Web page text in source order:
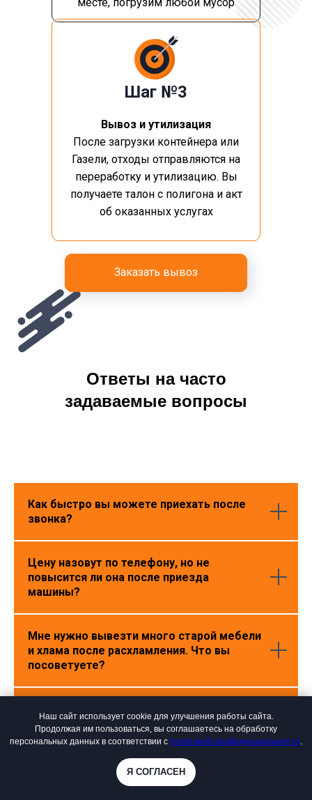
Шаг №3
Вывоз и утилизация
После загрузки контейнера или
Газели, отходы отправляются на
переработку и утилизацию. Вы
получаете талон с полигона и акт
об оказанных услугах
Заказать вывоз
Ответы на часто
задаваемые вопросы
Как быстро вы можете приехать после
звонка?
Цену назовут по телефону, но не
повысится ли она после приезда
машины?
Мне нужно вывезти много старой мебели
и хлама после расхламления. Что вы
посоветуете?
Когда нужно оплачивать услугу?
мусора при расхламлении?
Наш сайт использует cookie для улучшения работы сайта.
Продолжая им пользоваться, вы соглашаетесь на обработку
персональных данных в соответствии с политикой конфиденциальности.
Я СОГЛАСЕН